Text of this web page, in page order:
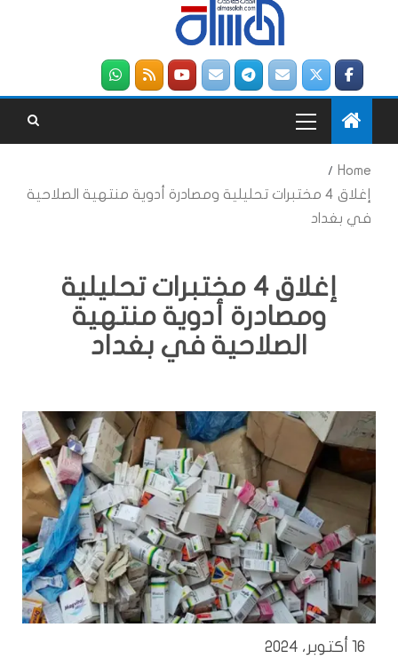
Home
إغلاق 4 مختبرات تحليلية ومصادرة أدوية منتهية الصلاحية
في بغداد
إغلاق 4 مختبرات تحليلية
ومصادرة أدوية منتهية
الصلاحية في بغداد
16 أكتوبر، 2024